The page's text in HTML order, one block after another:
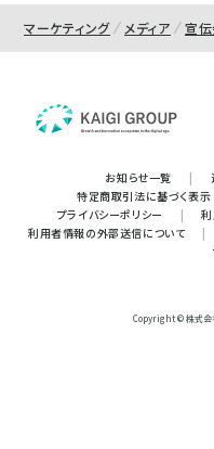
マーケティング メディア 宣
お知らせ一覧 |
特定商取引法に基づく表示
プライバシーポリシー
|
利用者情報の外部送信について
|
Copyright © 株式